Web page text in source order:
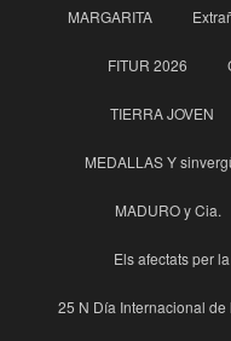
MARGARITA
FITUR 2026
TIERRA JOVEN
MEDALLAS Y
MADURO y Cia.
Els afectats per
25 N Día Internacional